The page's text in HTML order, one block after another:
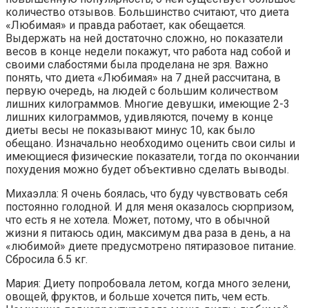
количество отзывов. Большинство считают, что диета
«Любимая» и правда работает, как обещается.
Выдержать на ней достаточно сложно, но показатели
весов в конце недели покажут, что работа над собой и
своими слабостями была проделана не зря. Важно
понять, что диета «Любимая» на 7 дней рассчитана, в
первую очередь, на людей с большим количеством
лишних килограммов. Многие девушки, имеющие 2-3
лишних килограммов, удивляются, почему в конце
диеты весы не показывают минус 10, как было
обещано. Изначально необходимо оценить свои силы и
имеющиеся физические показатели, тогда по окончании
похудения можно будет объективно сделать выводы.
Михаэлла: Я очень боялась, что буду чувствовать себя
постоянно голодной. И для меня оказалось сюрпризом,
что есть я не хотела. Может, потому, что в обычной
жизни я питаюсь один, максимум два раза в день, а на
«любимой» диете предусмотрено пятиразовое питание.
Сбросила 6.5 кг.
Мария: Диету попробовала летом, когда много зелени,
овощей, фруктов, и больше хочется пить, чем есть.